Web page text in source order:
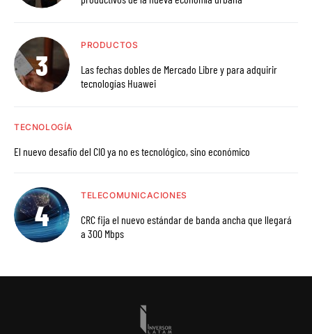
PRODUCTOS
Las fechas dobles de Mercado Libre y para adquirir
tecnologías Huawei
TECNOLOGÍA
El nuevo desafío del CIO ya no es tecnológico, sino económico
TELECOMUNICACIONES
CRC fija el nuevo estándar de banda ancha que llegará
a 300 Mbps